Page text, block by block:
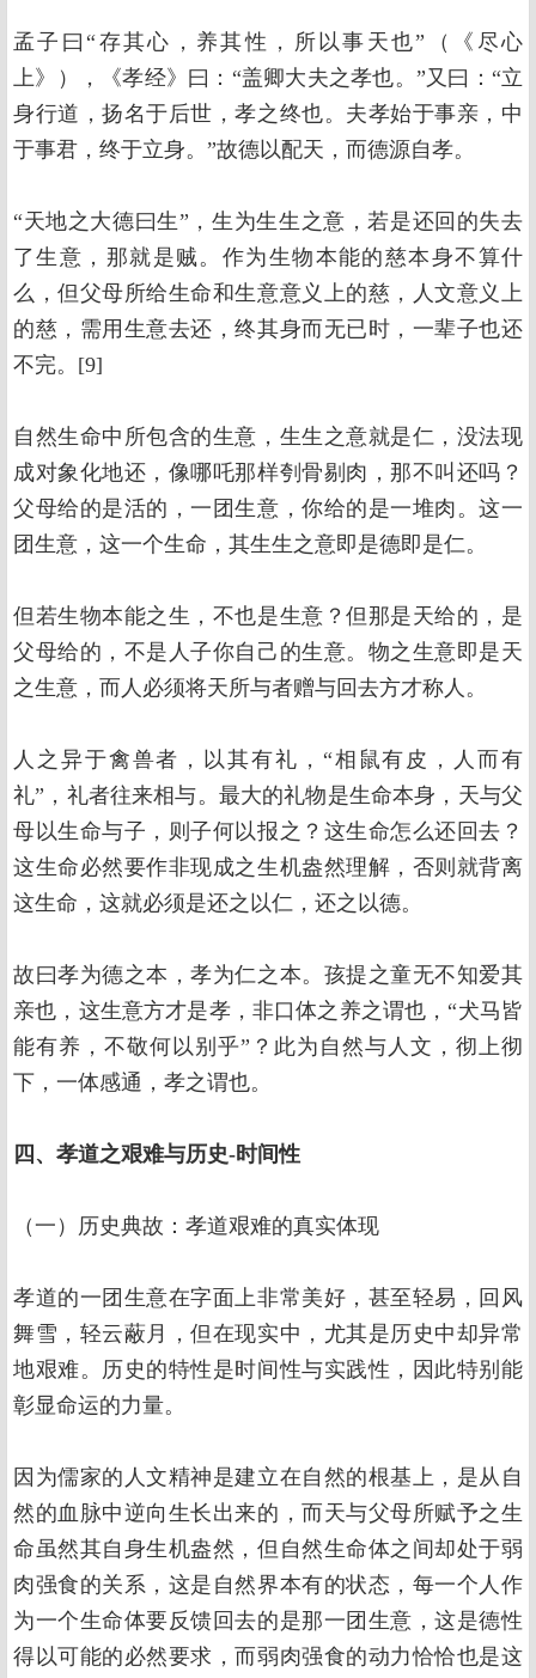
孟子曰“存其心，养其性，所以事天也”（《尽心
上》），《孝经》曰：“盖卿大夫之孝也。”又曰：“立
身行道，扬名于后世，孝之终也。夫孝始于事亲，中
于事君，终于立身。”故德以配天，而德源自孝。
“天地之大德曰生”，生为生生之意，若是还回的失去
了生意，那就是贼。作为生物本能的慈本身不算什
么，但父母所给生命和生意意义上的慈，人文意义上
的慈，需用生意去还，终其身而无已时，一辈子也还
不完。[9]
自然生命中所包含的生意，生生之意就是仁，没法现
成对象化地还，像哪吒那样刳骨剔肉，那不叫还吗？
父母给的是活的，一团生意，你给的是一堆肉。这一
团生意，这一个生命，其生生之意即是德即是仁。
但若生物本能之生，不也是生意？但那是天给的，是
父母给的，不是人子你自己的生意。物之生意即是天
之生意，而人必须将天所与者赠与回去方才称人。
人之异于禽兽者，以其有礼，“相鼠有皮，人而有
礼”，礼者往来相与。最大的礼物是生命本身，天与父
母以生命与子，则子何以报之？这生命怎么还回去？
这生命必然要作非现成之生机盎然理解，否则就背离
这生命，这就必须是还之以仁，还之以德。
故曰孝为德之本，孝为仁之本。孩提之童无不知爱其
亲也，这生意方才是孝，非口体之养之谓也，“犬马皆
能有养，不敬何以别乎”？此为自然与人文，彻上彻
下，一体感通，孝之谓也。
四、孝道之艰难与历史-时间性
（一）历史典故：孝道艰难的真实体现
孝道的一团生意在字面上非常美好，甚至轻易，回风
舞雪，轻云蔽月，但在现实中，尤其是历史中却异常
地艰难。历史的特性是时间性与实践性，因此特别能
彰显命运的力量。
因为儒家的人文精神是建立在自然的根基上，是从自
然的血脉中逆向生长出来的，而天与父母所赋予之生
命虽然其自身生机盎然，但自然生命体之间却处于弱
肉强食的关系，这是自然界本有的状态，每一个人作
为一个生命体要反馈回去的是那一团生意，这是德性
得以可能的必然要求，而弱肉强食的动力恰恰也是这